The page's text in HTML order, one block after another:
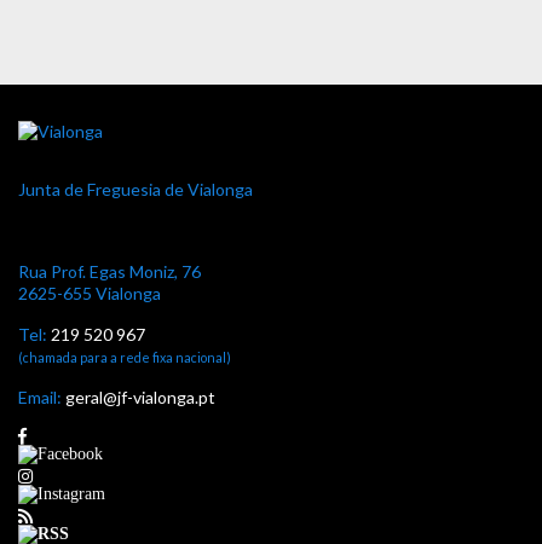
Junta de Freguesia de Vialonga
Rua Prof. Egas Moniz, 76
2625-655 Vialonga
Tel: 219 520 967
(chamada para a rede fixa nacional)
Email: geral@jf-vialonga.pt